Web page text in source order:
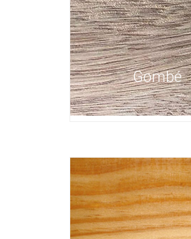
Gombé